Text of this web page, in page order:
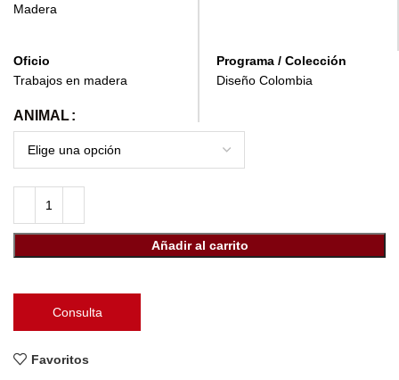
Madera
Oficio
Trabajos en madera
Programa / Colección
Diseño Colombia
ANIMAL
Añadir al carrito
Consulta
Favoritos